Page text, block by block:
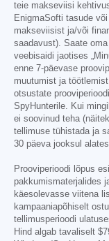
teie makseviisi
EnigmaSofti tasude
makseviisist ja/või
saadavust). Saate
veebisaidi jaotises
enne 7-päevase
muutumist ja
otsustate
SpyHunterile. Kui
ei soovinud teha
tellimuse tühistada ja
30 päeva jooksul
Prooviperioodi lõpus
pakkumismaterjalides
käesolevasse viitena
kampaaniapõhiselt
tellimusperioodi
Hind algab tavaliselt